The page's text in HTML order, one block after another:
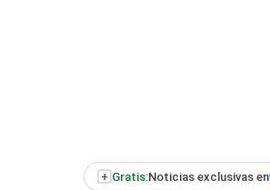
+ Gratis:Noticias exclusivas en